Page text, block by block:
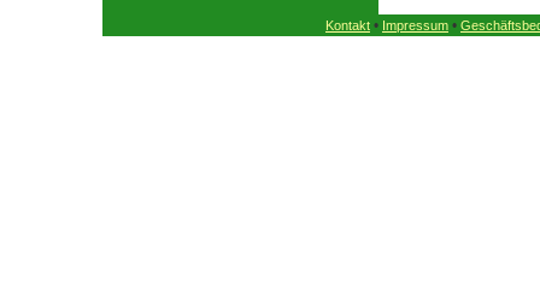
Kontakt • Impressum •